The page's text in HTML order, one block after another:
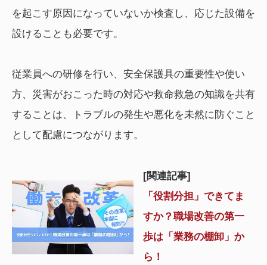
を起こす原因になっていないか検査し、応じた設備を
設けることも必要です。
従業員への研修を行い、安全保護具の重要性や使い
方、災害がおこった時の対応や救命救急の知識を共有
することは、トラブルの発生や悪化を未然に防ぐこと
として配慮につながります。
[関連記事]
「役割分担」できてま
すか？職場改善の第一
歩は「業務の棚卸」か
ら！